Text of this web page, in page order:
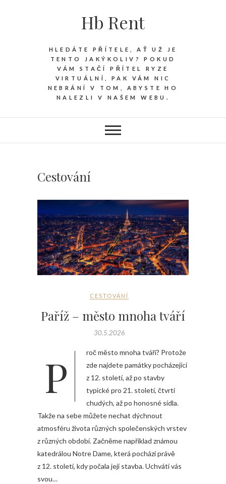
Hb Rent
HLEDÁTE PŘÍTELE, AŤ UŽ JE
TENTO JAKÝKOLIV? POKUD
VÁM STAČÍ PŘÍTEL RYZE
VIRTUÁLNÍ, PAK VÁM NIC
NEBRÁNÍ V TOM, ABYSTE HO
NALEZLI V NAŠEM WEBU.
Cestování
CESTOVÁNÍ
Paříž – město mnoha tváří
30.5.2026
Proč město mnoha tváří? Protože
zde najdete památky pocházející
z 12. století, až po stavby
typické pro 21. století, čtvrti
chudých, až po honosné sídla.
Takže na sebe můžete nechat dýchnout
atmosféru života různých společenských vrstev
z různých období. Začněme například známou
katedrálou Notre Dame, která pochází právě
z 12. století, kdy počala její stavba. Uchvátí vás
svou…